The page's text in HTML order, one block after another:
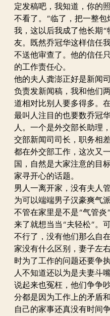
定发稿吧，我知道，你的
不看了。”临了，把一整包
我，这以后我成了他长期“
友。既然乔冠华这样信任
不送他审查了。他的信任
的工作责任心。
他的夫人龚澎正好是新闻司
负责发新闻稿，我和他们
道相对比别人要多得多。
最叫人注目的也要数乔冠
人。一个是外交部长助理
交部新闻司司长，职务相
都在外交部工作，这次又
国，自然是大家注意的目
家寻开心的话题。
男人一离开家，没有夫人
为可以端端男子汉豪爽气
不管在家里是不是“气管炎
来了就想当当“夫轻松”。
不行了，没有他们那么自
家没有什么区别，妻子左
时为了工作的问题还要争
人不知道还以为是夫妻斗嘴
说起来也冤枉，他们争争
分都是因为工作上的矛盾
自己的家事还真没有时间